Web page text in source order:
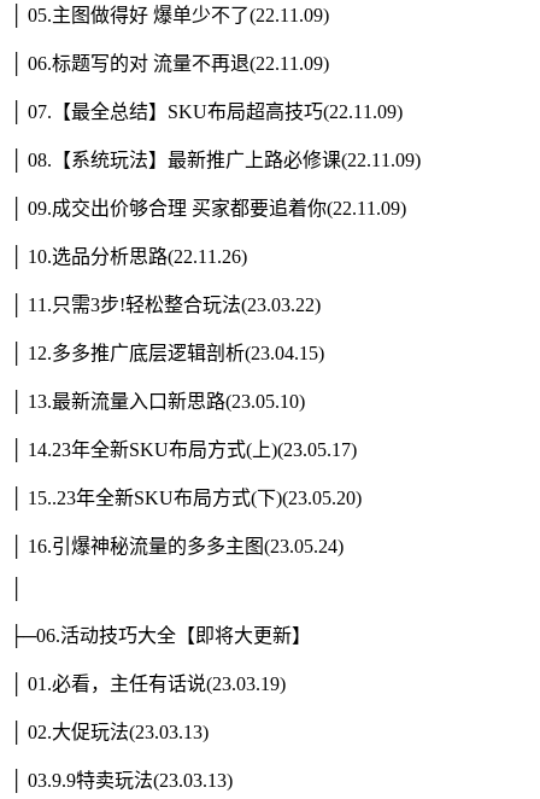
│ 05.主图做得好 爆单少不了(22.11.09)
│ 06.标题写的对 流量不再退(22.11.09)
│ 07.【最全总结】SKU布局超高技巧(22.11.09)
│ 08.【系统玩法】最新推广上路必修课(22.11.09)
│ 09.成交出价够合理 买家都要追着你(22.11.09)
│ 10.选品分析思路(22.11.26)
│ 11.只需3步!轻松整合玩法(23.03.22)
│ 12.多多推广底层逻辑剖析(23.04.15)
│ 13.最新流量入口新思路(23.05.10)
│ 14.23年全新SKU布局方式(上)(23.05.17)
│ 15..23年全新SKU布局方式(下)(23.05.20)
│ 16.引爆神秘流量的多多主图(23.05.24)
├─06.活动技巧大全【即将大更新】
│ 01.必看，主任有话说(23.03.19)
│ 02.大促玩法(23.03.13)
│ 03.9.9特卖玩法(23.03.13)